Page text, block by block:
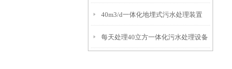
40m3/d一体化地埋式污水处理装置
每天处理40立方一体化污水处理设备